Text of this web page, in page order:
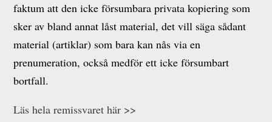
faktum att den icke försumbara privata kopiering som
sker av bland annat låst material, det vill säga sådant
material (artiklar) som bara kan nås via en
prenumeration, också medför ett icke försumbart
bortfall.
Läs hela remissvaret här >>